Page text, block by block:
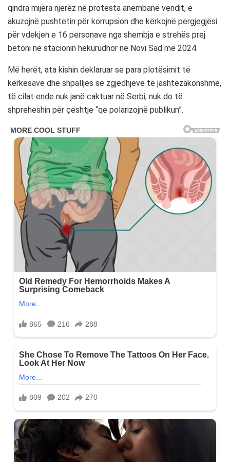
qindra mijëra njerëz në protesta anembanë vendit, e
akuzojnë pushtetin për korrupsion dhe kërkojnë përgjegjësi
për vdekjen e 16 personave nga shembja e strehës prej
betoni në stacionin hekurudhor në Novi Sad më 2024.
Më herët, ata kishin deklaruar se para plotësimit të
kërkesave dhe shpalljes së zgjedhjeve të jashtëzakonshme,
të cilat ende nuk janë caktuar në Serbi, nuk do të
shpreheshin për çështje “që polarizojnë publikun”.